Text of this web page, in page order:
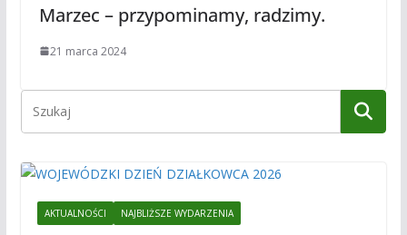
Marzec – przypominamy, radzimy.
21 marca 2024
AKTUALNOŚCI NAJBLIŻSZE WYDARZENIA